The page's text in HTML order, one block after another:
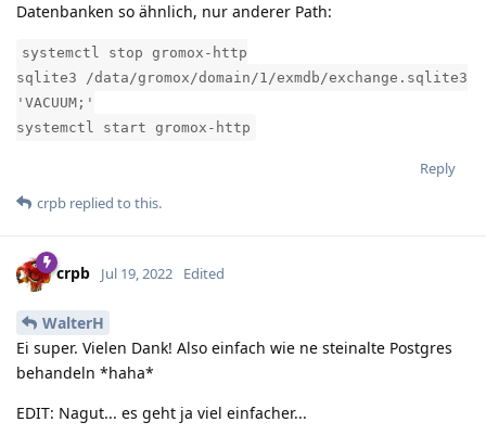
Datenbanken so ähnlich, nur anderer Path:
systemctl stop gromox-http
sqlite3 /data/gromox/domain/1/exmdb/exchange.sqlite3
'VACUUM;'
systemctl start gromox-http
Reply
crpb replied to this.
crpb Jul 19, 2022 Edited
WalterH
Ei super. Vielen Dank! Also einfach wie ne steinalte Postgres
behandeln *haha*
EDIT: Nagut... es geht ja viel einfacher...